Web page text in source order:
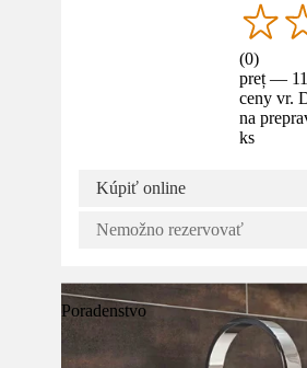
(0)
preț —
ceny vr.
na
ks
Kúpiť online
Nemožno rezervovať
Poradenstvo